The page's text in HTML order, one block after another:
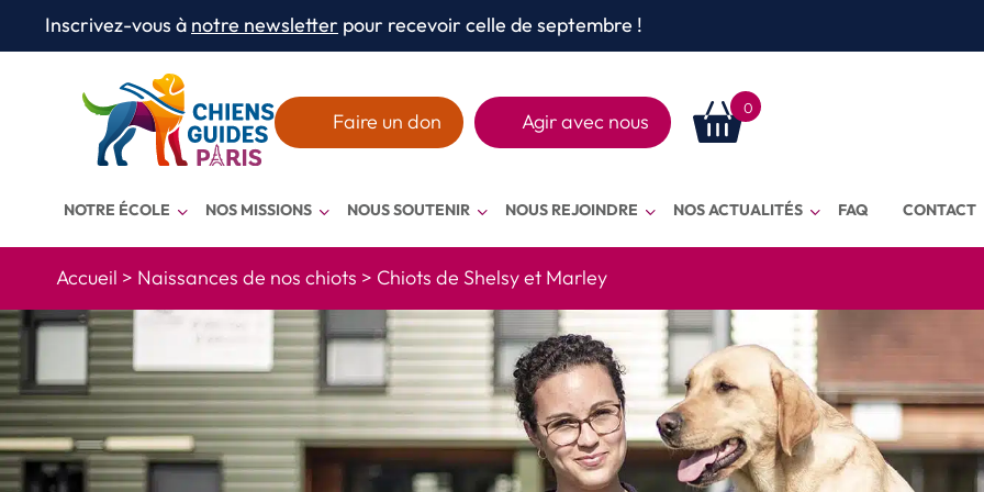
Aller au texte
Aller au menu
Inscrivez-vous à notre newsletter pour recevoir celle de septembre !
Faire un don Agir avec nous
0
NOTRE ÉCOLE NOS MISSIONS NOUS SOUTENIR NOUS REJOINDRE NOS ACTUALITÉS FAQ CONTACT
Accueil > Naissances de nos chiots > Chiots de Shelsy et Marley